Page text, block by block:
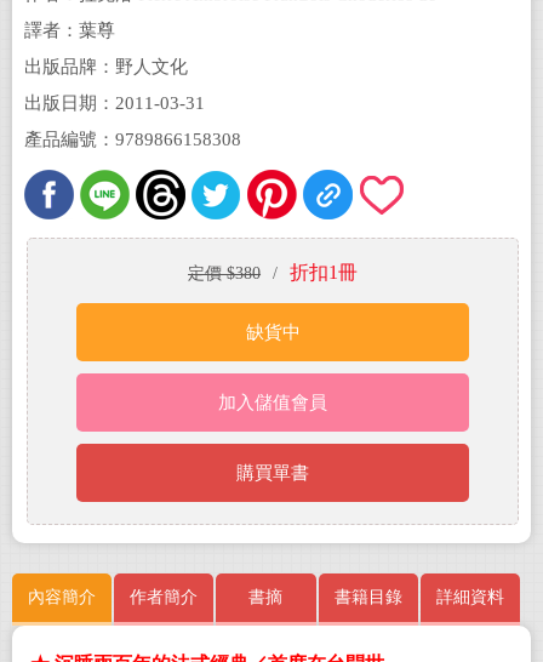
Laclos
譯者：葉尊
出版品牌：野人文化
出版日期：2011-03-31
產品編號：9789866158308
定價 $380 / 折扣1冊
缺貨中
加入儲值會員
購買單書
內容簡介 作者簡介 書摘 書籍目錄 詳細資料